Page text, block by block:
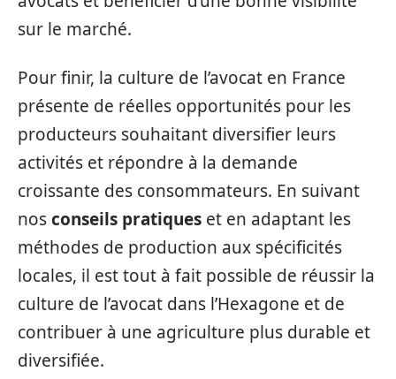
sur le marché.
Pour finir, la culture de l’avocat en France
présente de réelles opportunités pour les
producteurs souhaitant diversifier leurs
activités et répondre à la demande
croissante des consommateurs. En suivant
nosconseils pratiques et en adaptant les
méthodes de production aux spécificités
locales, il est tout à fait possible de réussir la
culture de l’avocat dans l’Hexagone et de
contribuer à une agriculture plus durable et
diversifiée.